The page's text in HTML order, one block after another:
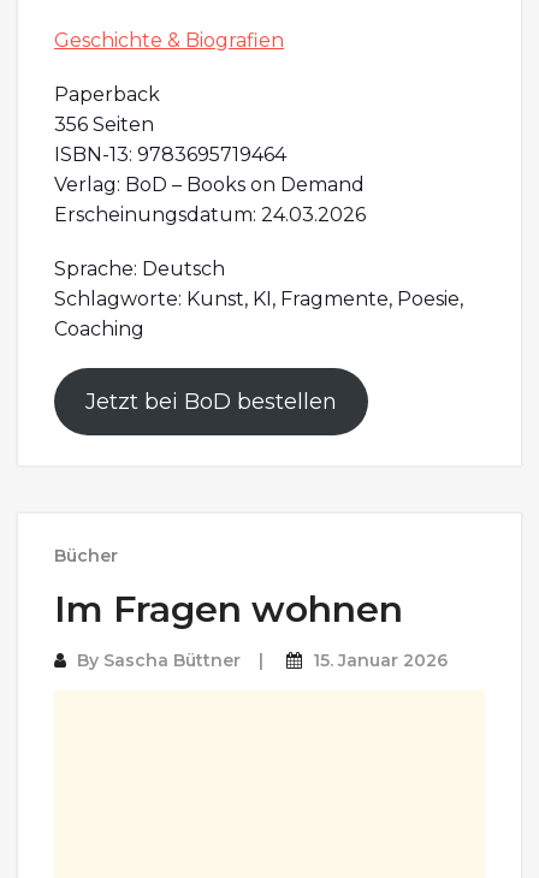
Geschichte & Biografien
Paperback
356 Seiten
ISBN-13: 9783695719464
Verlag: BoD – Books on Demand
Erscheinungsdatum: 24.03.2026
Sprache: Deutsch
Schlagworte: Kunst, KI, Fragmente, Poesie,
Coaching
Jetzt bei BoD bestellen
Bücher
Im Fragen wohnen
By Sascha Büttner 15. Januar 2026